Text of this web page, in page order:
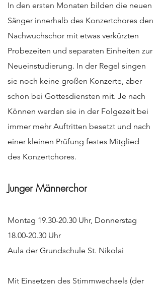
In den ersten Monaten bilden die neuen
Sänger innerhalb des Konzertchores den
Nachwuchschor mit etwas verkürzten
Probezeiten und separaten Einheiten zur
Neueinstudierung. In der Regel singen
sie noch keine großen Konzerte, aber
schon bei Gottesdiensten mit. Je nach
Können werden sie in der Folgezeit bei
immer mehr Auftritten besetzt und nach
einer kleinen Prüfung festes Mitglied
des Konzertchores.
Junger Männerchor
Montag 19.30-20.30 Uhr, Donnerstag
18.00-20.30 Uhr
Aula der Grundschule St. Nikolai
Mit Einsetzen des Stimmwechsels (der